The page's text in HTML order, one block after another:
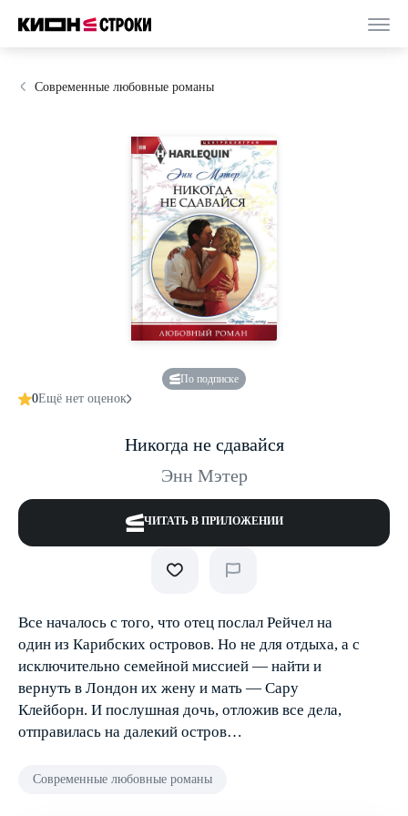
Современные любовные романы
По подписке
0Ещё нет оценок
Никогда не сдавайся
Энн Мэтер
ЧИТАТЬ В ПРИЛОЖЕНИИ
Все началось с того, что отец послал Рейчел на
один из Карибских островов. Но не для отдыха, а с
исключительно семейной миссией — найти и
вернуть в Лондон их жену и мать — Сару
Клейборн. И послушная дочь, отложив все дела,
отправилась на далекий остров…
Современные любовные романы